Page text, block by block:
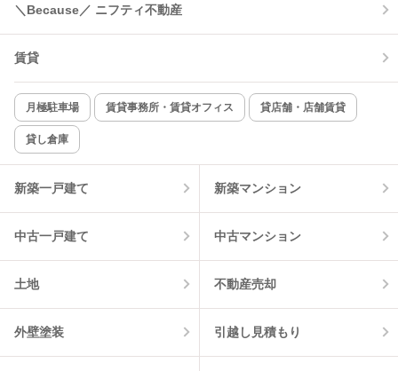
コンロ2口以上
新着のみ インターネット無料
該当件数:
2
＼Because／ ニフティ不動産
賃貸
月極駐車場 賃貸事務所・賃貸オフィス 貸店舗・店舗賃貸
貸し倉庫
新築一戸建て 新築マンション
中古一戸建て 中古マンション
土地 不動産売却
外壁塗装 引越し見積もり